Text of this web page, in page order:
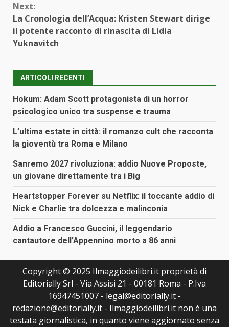
Next:
La Cronologia dell’Acqua: Kristen Stewart dirige
il potente racconto di rinascita di Lidia
Yuknavitch
ARTICOLI RECENTI
Hokum: Adam Scott protagonista di un horror
psicologico unico tra suspense e trauma
L’ultima estate in città: il romanzo cult che racconta
la gioventù tra Roma e Milano
Sanremo 2027 rivoluziona: addio Nuove Proposte,
un giovane direttamente tra i Big
Heartstopper Forever su Netflix: il toccante addio di
Nick e Charlie tra dolcezza e malinconia
Addio a Francesco Guccini, il leggendario
cantautore dell’Appennino morto a 86 anni
Copyright © 2025 Ilmaggiodeilibri.it proprietà di
Editorially Srl - Via Assisi 21 - 00181 Roma - P.Iva
16947451007 - legal@editorially.it -
redazione@editorially.it - Ilmaggiodeilibri.it non è una
testata giornalistica, in quanto viene aggiornato senza